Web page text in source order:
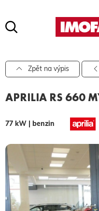
Pro vyhledávání zadejte
Zpět na výpis
APRILIA RS 660
77 kW | benzin